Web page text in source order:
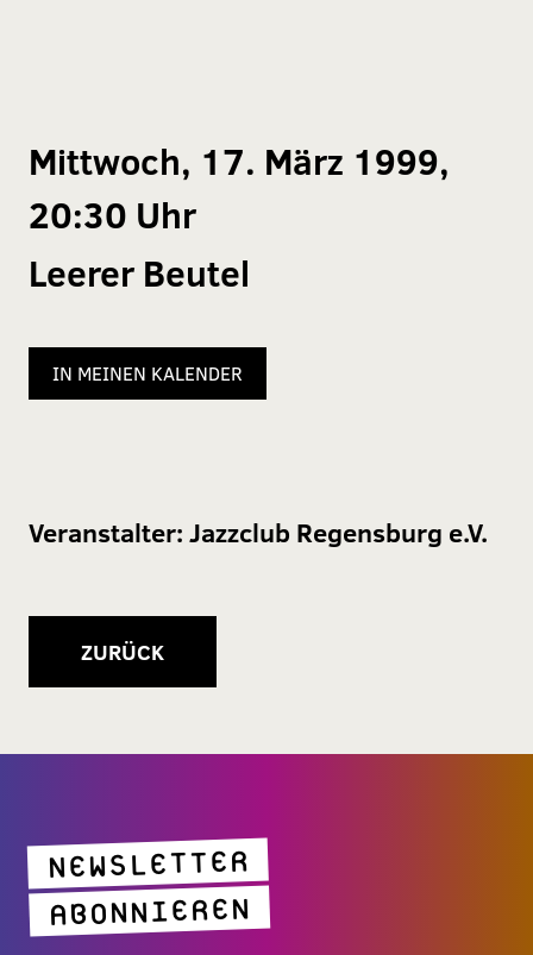
Mittwoch, 17. März 1999,
20:30 Uhr
Leerer Beutel
IN MEINEN KALENDER
Veranstalter: Jazzclub Regensburg e.V.
ZURÜCK
NEWSLETTER
ABONNIEREN